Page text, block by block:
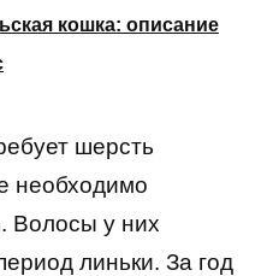
кошка: описание
шерсть
необходимо
Волосы у них
линьки. За год